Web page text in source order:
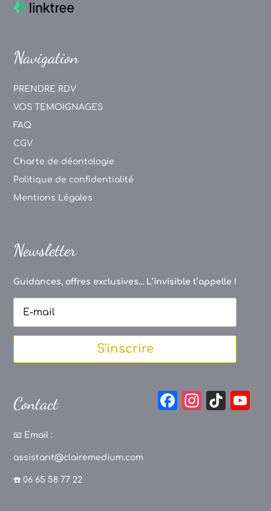
Navigation
PRENDRE RDV
VOS TEMOIGNAGES
FAQ
CGV
Charte de déontologie
Politique de confidentialité
Mentions Légales
Newsletter
Guidances, offres exclusives... L’invisible t’appelle !
S'inscrire
Contact
📧 Email :
assistant@clairemedium.com
☎️ 06 65 58 77 22
F
In
Ti